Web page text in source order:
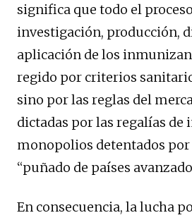
significa que todo el
investigación, producción,
aplicación de los
regido por criterios
sino por las reglas del
dictadas por las regalías de
monopolios detentados
“puñado de países
En consecuencia, la lucha